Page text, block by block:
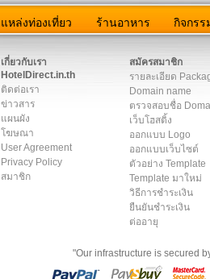
แหล่งท่องเที่ยว ร้านอาหาร กิจกรร
เกี่ยวกับเรา
HotelDirect.in.th
ติดต่อเรา
ข่าวสาร
แผนผัง
โฆษณา
User Agreement
Privacy Policy
สมาชิก
สมัครสมาชิก
รายละเอียด
Domain name
ตรวจสอบชื่อ
เว็บโฮสติ้ง
ออกแบบ Logo
ออกแบบเว็บไซต์
ตัวอย่าง Template
Template มาใหม่
วิธีการชำระเงิน
ยืนยันชำระเงิน
ต่ออายุ
"Our infrastructure is secured